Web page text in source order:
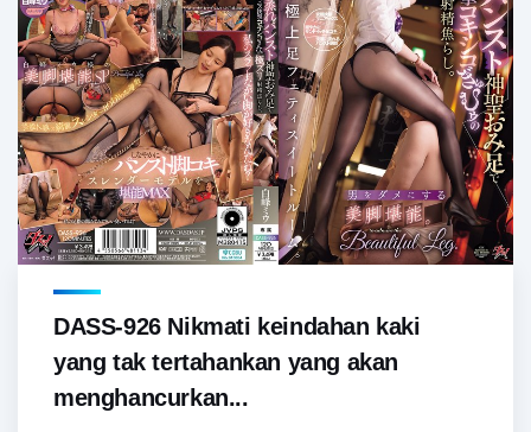
DASS-926 Nikmati keindahan kaki
yang tak tertahankan yang akan
menghancurkan...